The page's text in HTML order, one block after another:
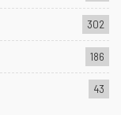
302
186
43